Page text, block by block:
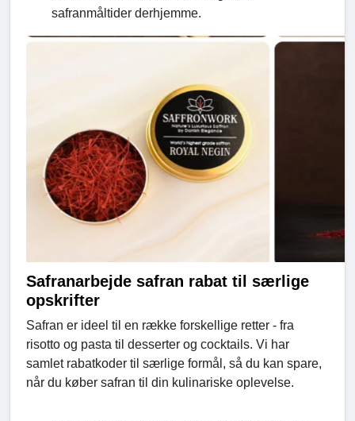
safranmåltider derhjemme.
Safranarbejde safran rabat til særlige
opskrifter
Safran er ideel til en række forskellige retter - fra
risotto og pasta til desserter og cocktails. Vi har
samlet rabatkoder til særlige formål, så du kan spare,
når du køber safran til din kulinariske oplevelse.